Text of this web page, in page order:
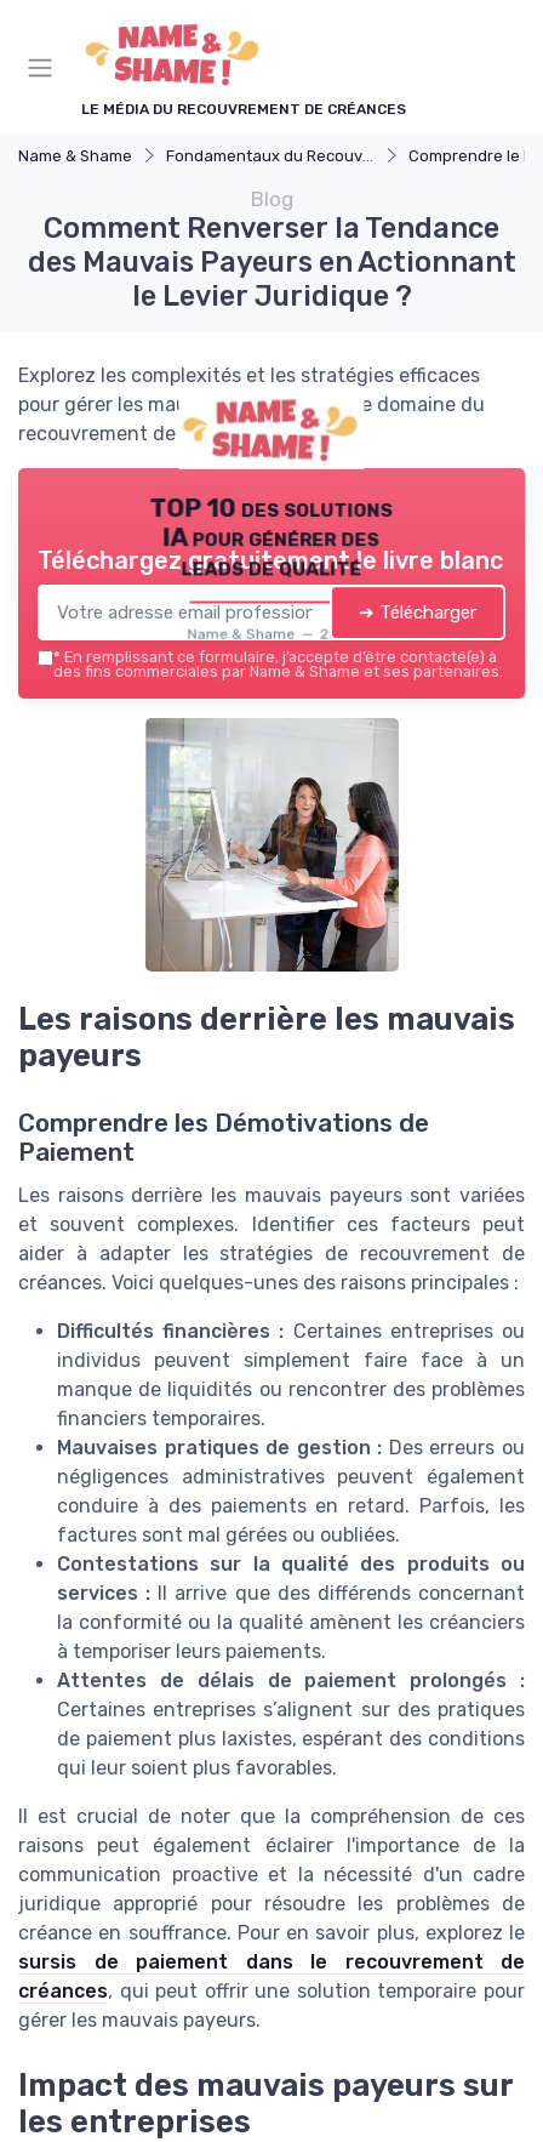
LE MÉDIA DU RECOUVREMENT DE CRÉANCES
Name & Shame Fondamentaux du Recouvrement Comprendre le Recouvrement
Blog
Comment Renverser la Tendance
des Mauvais Payeurs en Actionnant
le Levier Juridique ?
Explorez les complexités et les stratégies efficaces
pour gérer les mauvais payeurs dans le domaine du
recouvrement de créances.
TOP 10 des solutions
IA pour générer des
leads de qualité
Name & Shame — 2026
Téléchargez gratuitement le livre blanc
➔ Télécharger
* En remplissant ce formulaire, j’accepte d’être contacté(e) à
des fins commerciales par Name & Shame et ses partenaires.
Les raisons derrière les mauvais
payeurs
Comprendre les Démotivations de
Paiement
Les raisons derrière les mauvais payeurs sont variées
et souvent complexes. Identifier ces facteurs peut
aider à adapter les stratégies de recouvrement de
créances. Voici quelques-unes des raisons principales :
Difficultés financières : Certaines entreprises ou
individus peuvent simplement faire face à un
manque de liquidités ou rencontrer des problèmes
financiers temporaires.
Mauvaises pratiques de gestion : Des erreurs ou
négligences administratives peuvent également
conduire à des paiements en retard. Parfois, les
factures sont mal gérées ou oubliées.
Contestations sur la qualité des produits ou
services : Il arrive que des différends concernant
la conformité ou la qualité amènent les créanciers
à temporiser leurs paiements.
Attentes de délais de paiement prolongés :
Certaines entreprises s’alignent sur des pratiques
de paiement plus laxistes, espérant des conditions
qui leur soient plus favorables.
Il est crucial de noter que la compréhension de ces
raisons peut également éclairer l'importance de la
communication proactive et la nécessité d'un cadre
juridique approprié pour résoudre les problèmes de
créance en souffrance. Pour en savoir plus, explorez le
sursis de paiement dans le recouvrement de
créances, qui peut offrir une solution temporaire pour
gérer les mauvais payeurs.
Impact des mauvais payeurs sur
les entreprises